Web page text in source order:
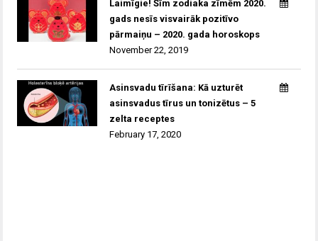
Laimīgie! Šīm zodiaka zīmēm 2020.
gads nesīs visvairāk pozitīvo
pārmaiņu – 2020. gada horoskops
November 22, 2019
Asinsvadu tīrīšana: Kā uzturēt
asinsvadus tīrus un tonizētus – 5
zelta receptes
February 17, 2020